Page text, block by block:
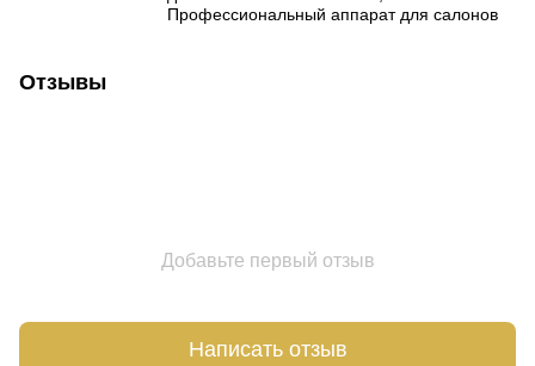
Профессиональный аппарат для салонов
Отзывы
Добавьте первый отзыв
Написать отзыв